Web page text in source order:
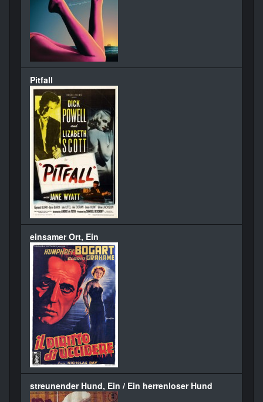
Pitfall
einsamer Ort, Ein
streunender Hund, Ein / Ein herrenloser Hund